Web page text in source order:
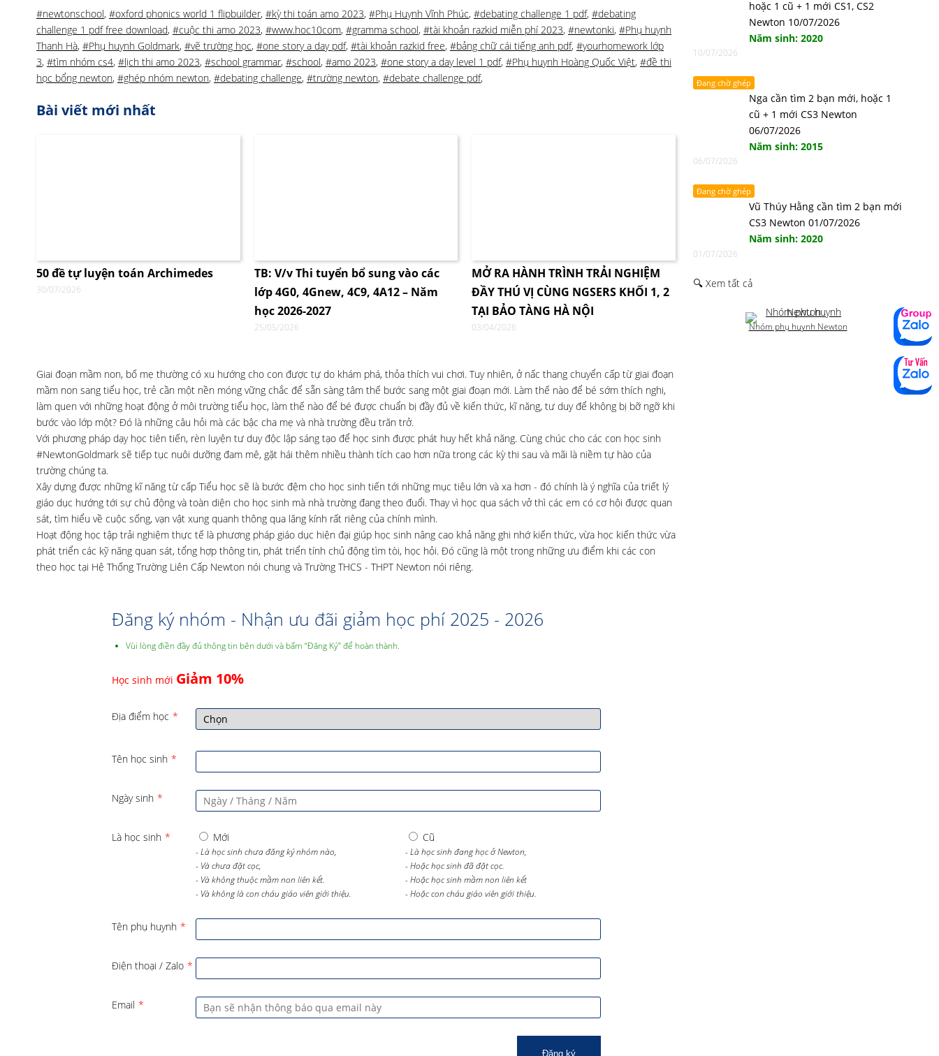
#newtonschool, #oxford phonics world 1 flipbuilder, #kỳ thi toán amo 2023, #Phụ Huynh Vĩnh Phúc, #debating challenge 1 pdf, #debating
challenge 1 pdf free download, #cuộc thi amo 2023, #www.hoc10com, #gramma school, #tài khoản razkid miễn phí 2023, #newtonki, #Phụ huynh
Thanh Hà, #Phụ huynh Goldmark, #vẽ trường học, #one story a day pdf, #tài khoản razkid free, #bảng chữ cái tiếng anh pdf, #yourhomework lớp
3, #tìm nhóm cs4, #lịch thi amo 2023, #school grammar, #school, #amo 2023, #one story a day level 1 pdf, #Phụ huynh Hoàng Quốc Việt, #đề thi
học bổng newton, #ghép nhóm newton, #debating challenge, #trường newton, #debate challenge pdf,
Bài viết mới nhất
50 đề tự luyện toán Archimedes
30/07/2026
TB: V/v Thi tuyển bổ sung vào các
lớp 4G0, 4Gnew, 4C9, 4A12 – Năm
học 2026-2027
25/05/2026
MỞ RA HÀNH TRÌNH TRẢI NGHIỆM
ĐẦY THÚ VỊ CÙNG NGSERS KHỐI 1, 2
TẠI BẢO TÀNG HÀ NỘI
03/04/2026
Giai đoạn mầm non, bố mẹ thường có xu hướng cho con được tự do khám phá, thỏa thích vui chơi. Tuy nhiên, ở nấc thang chuyển cấp từ giai đoạn
mầm non sang tiểu học, trẻ cần một nền móng vững chắc để sẵn sàng tâm thế bước sang một giai đoạn mới. Làm thế nào để bé sớm thích nghi,
làm quen với những hoạt động ở môi trường tiểu học, làm thế nào để bé được chuẩn bị đầy đủ về kiến thức, kĩ năng, tư duy để không bị bỡ ngỡ khi
bước vào lớp một? Đó là những câu hỏi mà các bậc cha mẹ và nhà trường đều trăn trở.
Với phương pháp dạy học tiên tiến, rèn luyện tư duy độc lập sáng tạo để học sinh được phát huy hết khả năng. Cùng chúc cho các con học sinh
#NewtonGoldmark sẽ tiếp tục nuôi dưỡng đam mê, gặt hái thêm nhiều thành tích cao hơn nữa trong các kỳ thi sau và mãi là niềm tự hào của
trường chúng ta.
Xây dựng được những kĩ năng từ cấp Tiểu học sẽ là bước đệm cho học sinh tiến tới những mục tiêu lớn và xa hơn - đó chính là ý nghĩa của triết lý
giáo dục hướng tới sự chủ động và toàn diện cho học sinh mà nhà trường đang theo đuổi. Thay vì học qua sách vở thì các em có cơ hội được quan
sát, tìm hiểu về cuộc sống, vạn vật xung quanh thông qua lăng kính rất riêng của chính mình.
Hoạt động học tập trải nghiệm thực tế là phương pháp giáo dục hiện đại giúp học sinh nâng cao khả năng ghi nhớ kiến thức, vừa học kiến thức vừa
phát triển các kỹ năng quan sát, tổng hợp thông tin, phát triển tính chủ động tìm tòi, học hỏi. Đó cũng là một trong những ưu điểm khi các con
theo học tại Hệ Thống Trường Liên Cấp Newton nói chung và Trường THCS - THPT Newton nói riêng.
Đăng ký nhóm - Nhận ưu đãi giảm học phí 2025 - 2026
Vùi lòng điền đầy đủ thông tin bên dưới và bấm “Đăng Ký” để hoàn thành.
Học sinh mới Giảm 10%
Địa điểm học *
Tên học sinh *
Ngày sinh *
Là học sinh * Mới
- Là học sinh chưa đăng ký nhóm nào,
- Và chưa đặt cọc,
- Và không thuộc mầm non liên kết.
- Và không là con cháu giáo viên giới thiệu.
Cũ
- Là học sinh đang học ở Newton,
- Hoặc học sinh đã đặt cọc.
- Hoặc học sinh mầm non liên kết
- Hoặc con cháu giáo viên giới thiệu.
Tên phụ huynh *
Điện thoại / Zalo *
Email *
Đăng ký
hoặc 1 cũ + 1 mới CS1, CS2
Newton 10/07/2026
Năm sinh: 2020
10/07/2026
Đang chờ ghép
Nga cần tìm 2 bạn mới, hoặc 1
cũ + 1 mới CS3 Newton
06/07/2026
Năm sinh: 2015
06/07/2026
Đang chờ ghép
Vũ Thúy Hằng cần tìm 2 bạn mới
CS3 Newton 01/07/2026
Năm sinh: 2020
01/07/2026
🔍 Xem tất cả
Nhóm phụ huynh Newton